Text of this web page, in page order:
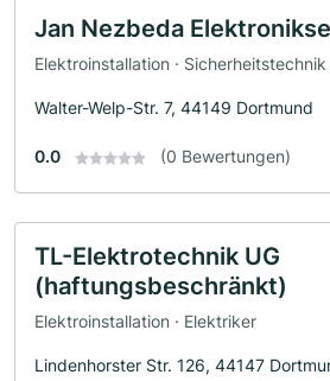
Jan Nezbeda
Elektroinstallation · Sicherheitstechnik
Walter-Welp-Str. 7, 44149 Dortmund
0.0 (0 Bewertungen)
TL-Elektrotechnik UG
(haftungsbeschränkt)
Elektroinstallation · Elektriker
Lindenhorster Str. 126, 44147